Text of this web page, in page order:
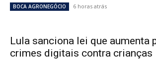
BOCA AGRONEGÓCIO 6 horas atrás
Lula sanciona lei que aumenta
crimes digitais contra crianças